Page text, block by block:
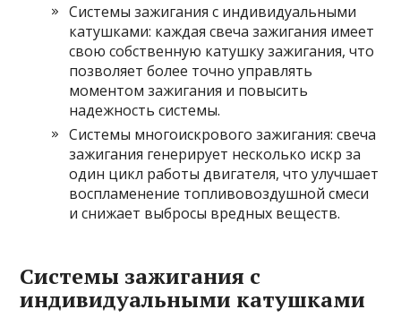
Системы зажигания с индивидуальными
катушками: каждая свеча зажигания имеет
свою собственную катушку зажигания, что
позволяет более точно управлять
моментом зажигания и повысить
надежность системы.
Системы многоискрового зажигания: свеча
зажигания генерирует несколько искр за
один цикл работы двигателя, что улучшает
воспламенение топливовоздушной смеси
и снижает выбросы вредных веществ.
Системы зажигания с
индивидуальными катушками